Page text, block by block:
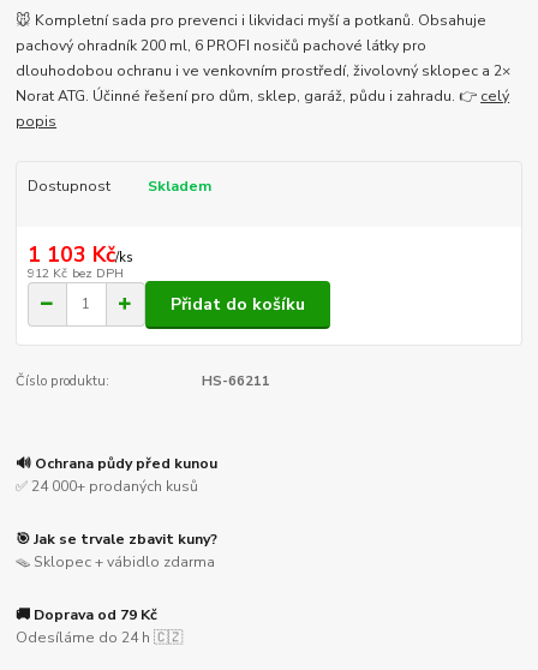
🐭 Kompletní sada pro prevenci i likvidaci myší a potkanů. Obsahuje
pachový ohradník 200 ml, 6 PROFI nosičů pachové látky pro
dlouhodobou ochranu i ve venkovním prostředí, živolovný sklopec a 2×
Norat ATG. Účinné řešení pro dům, sklep, garáž, půdu i zahradu. 👉 celý
popis
Dostupnost Skladem
1 103 Kč/ks
912 Kč bez DPH
Přidat do košíku
Číslo produktu: HS-66211
🔊 Ochrana půdy před kunou
✅ 24 000+ prodaných kusů
🎯 Jak se trvale zbavit kuny?
🪤 Sklopec + vábidlo zdarma
🚚 Doprava od 79 Kč
Odesíláme do 24 h 🇨🇿